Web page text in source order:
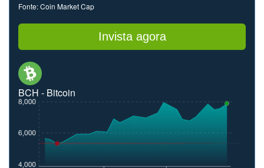
Fonte: Coin Market Cap
Invista agora
BCH - Bitcoin